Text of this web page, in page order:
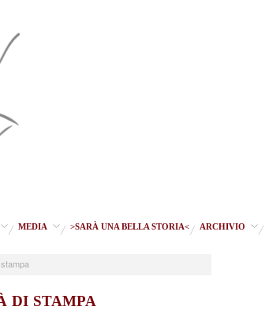
MEDIA >SARÀ UNA BELLA STORIA< ARCHIVIO
DI STAMPA